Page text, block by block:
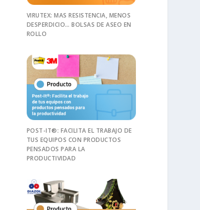
VIRUTEX: MAS RESISTENCIA, MENOS
DESPERDICIO… BOLSAS DE ASEO EN
ROLLO
POST-IT®: FACILITA EL TRABAJO DE
TUS EQUIPOS CON PRODUCTOS
PENSADOS PARA LA
PRODUCTIVIDAD